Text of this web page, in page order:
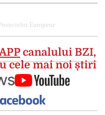
Europene
canalului BZI,
cele mai noi știri